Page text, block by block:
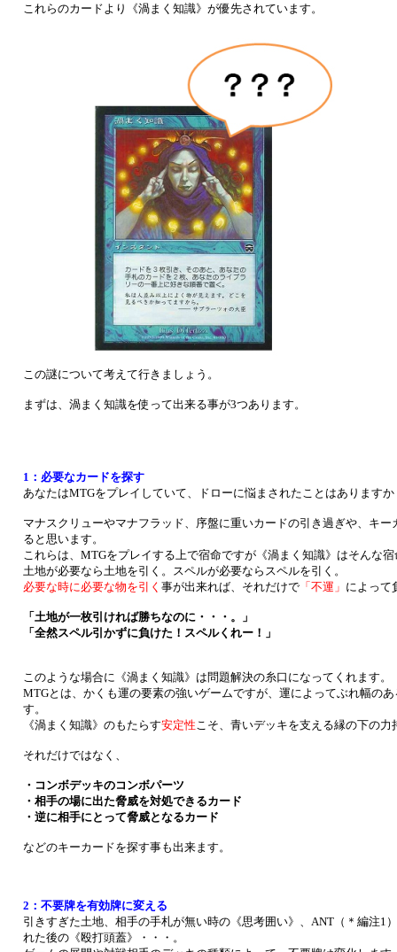
これらのカードより《渦まく知識》が優先されています。
この謎について考えて行きましょう。
まずは、渦まく知識を使って出来る事が3つあります。
1：必要なカードを探す
あなたはMTGをプレイしていて、ドローに悩まされたことはありますか
マナスクリューやマナフラッド、序盤に重いカードの引き過ぎや、キ
ると思います。
これらは、MTGをプレイする上で宿命ですが《渦まく知識》はそんな
土地が必要なら土地を引く。スペルが必要ならスペルを引く。
必要な時に必要な物を引く 事が出来れば、それだけで 「不運」 によって
「土地が一枚引ければ勝ちなのに・・・。」
「全然スペル引かずに負けた！スペルくれー！」
このような場合に《渦まく知識》は問題解決の糸口になってくれます。
MTGとは、かくも運の要素の強いゲームですが、運によってぶれ幅の
す。
《渦まく知識》のもたらす安定性こそ、青いデッキを支える縁の下の
それだけではなく、
・コンボデッキのコンボパーツ
・相手の場に出た脅威を対処できるカード
・逆に相手にとって脅威となるカード
などのキーカードを探す事も出来ます。
2：不要牌を有効牌に変える
引きすぎた土地、相手の手札が無い時の《思考囲い》、ANT（＊編注1
れた後の《殴打頭蓋》・・・。